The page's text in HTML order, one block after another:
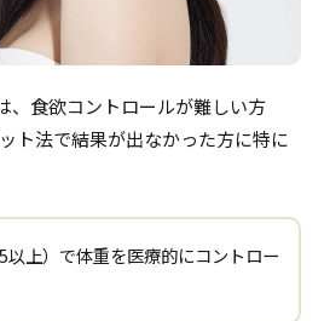
、食欲コントロールが難しい方
ト法で結果が出なかった方に特に
以上）で体重を医療的にコントロー